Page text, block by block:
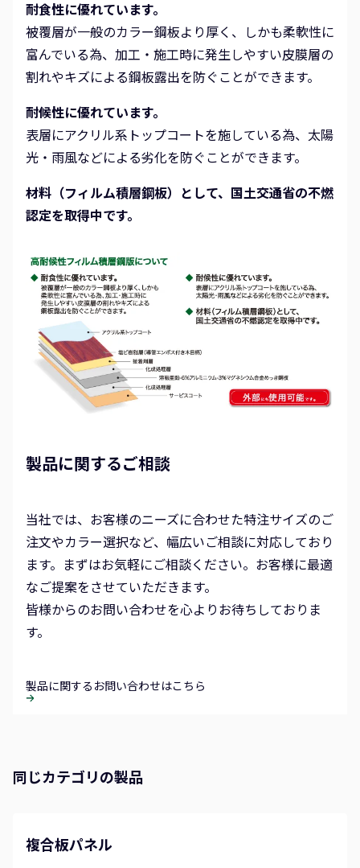
耐食性に優れています。
被覆層が一般のカラー鋼板より厚く、しかも柔軟性に
富んでいる為、加工・施工時に発生しやすい皮膜層の
割れやキズによる鋼板露出を防ぐことができます。
耐候性に優れています。
表層にアクリル系トップコートを施している為、太陽
光・雨風などによる劣化を防ぐことができます。
材料（フィルム積層鋼板）として、国土交通省の不燃
認定を取得中です。
製品に関するご相談
当社では、お客様のニーズに合わせた特注サイズのご
注文やカラー選択など、幅広いご相談に対応しており
ます。まずはお気軽にご相談ください。お客様に最適
なご提案をさせていただきます。
皆様からのお問い合わせを心よりお待ちしておりま
す。
製品に関するお問い合わせはこちら
同じカテゴリの製品
複合板パネル